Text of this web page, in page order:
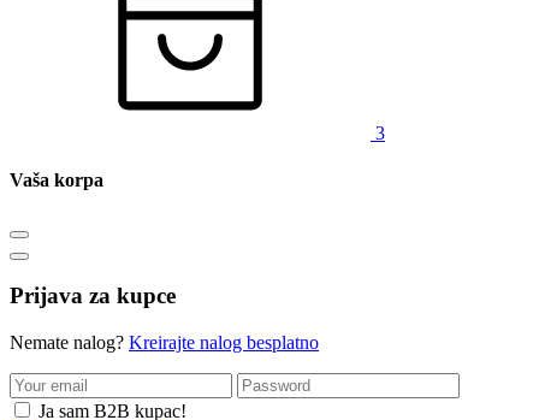
3
Vaša korpa
Prijava za kupce
Nemate nalog? Kreirajte nalog besplatno
Ja sam B2B kupac!